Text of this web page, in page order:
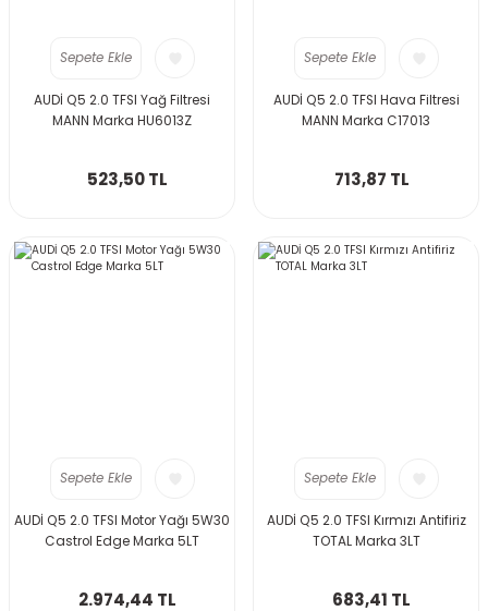
Sepete Ekle
AUDİ Q5 2.0 TFSI Yağ Filtresi
MANN Marka HU6013Z
523,50 TL
Sepete Ekle
AUDİ Q5 2.0 TFSI Hava Filtresi
MANN Marka C17013
713,87 TL
Sepete Ekle
AUDİ Q5 2.0 TFSI Motor Yağı 5W30
Castrol Edge Marka 5LT
2.974,44 TL
Sepete Ekle
AUDİ Q5 2.0 TFSI Kırmızı Antifiriz
TOTAL Marka 3LT
683,41 TL